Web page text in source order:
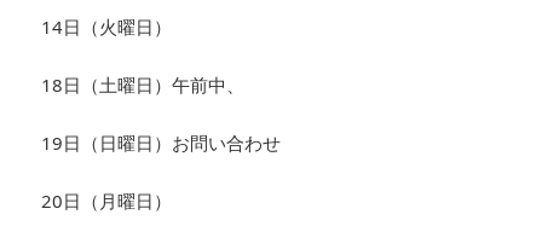
14日（火曜日）
18日（土曜日）午前中、
19日（日曜日）お問い合わせ
20日（月曜日）